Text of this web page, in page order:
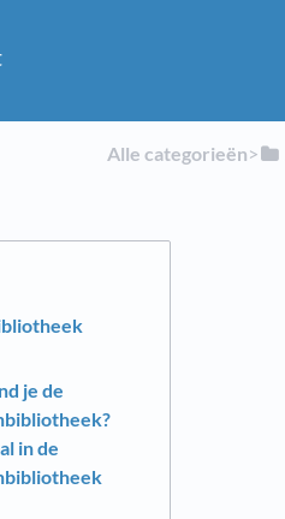
Alle categorieën​>​
je de
in de